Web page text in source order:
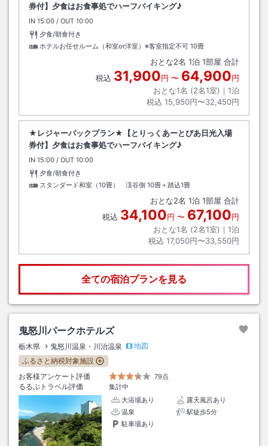
券付】夕食はお食事処でハーフバイキング♪
IN チェックイン
15:00 / OUT チェックアウト
10:00
夕食/朝食付き
ホテルお任せルーム（和室or洋室）※客室指定不可 10畳
おとな2名 1泊 1部屋 合計
税込 31,900円 〜 64,900円
おとな1名 (2名1室)｜ 1泊
税込 15,950円〜32,450円
★レジャーパックプラン★【とりっくあーとぴあ日光入場
券付】夕食はお食事処でハーフバイキング♪
IN チェックイン
15:00 / OUT チェックアウト
10:00
夕食/朝食付き
スタンダード和室（10畳） 渓谷側 10畳＋踏込1畳
おとな2名 1泊 1部屋 合計
税込 34,100円 〜 67,100円
おとな1名 (2名1室)｜ 1泊
税込 17,050円〜33,550円
全ての宿泊プランを見る
鬼怒川パークホテルズ
栃木県 鬼怒川温泉・川治温泉
地図
ふるさと納税対象施設
お客様アンケート評価
79点
るるぶトラベル評価
集計中
大浴場あり
露天風呂あり
温泉
駅徒歩5分
駐車場あり